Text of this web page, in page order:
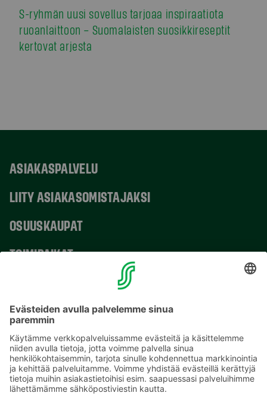
S-ryhmän uusi sovellus tarjoaa inspiraatiota
ruoanlaittoon – Suomalaisten suosikkireseptit
kertovat arjesta
ASIAKASPALVELU
LIITY ASIAKASOMISTAJAKSI
OSUUSKAUPAT
TOIMIPAIKAT
Sähköpostiosoitteet S-ryhmässä ovat muotoa
etunimi.sukunimi@sok.fi